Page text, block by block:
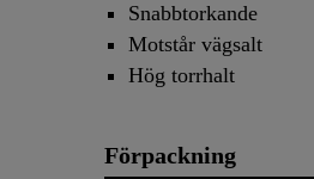
Snabbtorkande
Motstår vägsalt
Hög torrhalt
Förpackning